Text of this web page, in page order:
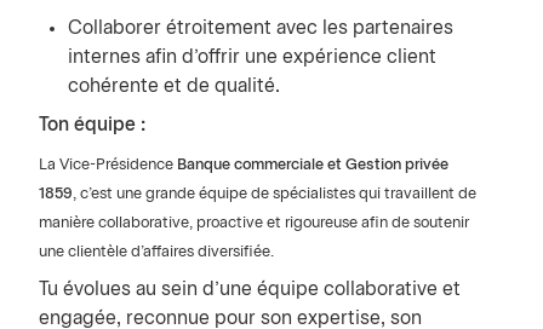
Collaborer étroitement avec les partenaires
internes afin d’offrir une expérience client
cohérente et de qualité.
Ton équipe :
La Vice-Présidence Banque commerciale et Gestion privée
1859, c’est une grande équipe de spécialistes qui travaillent de
manière collaborative, proactive et rigoureuse afin de soutenir
une clientèle d’affaires diversifiée.
Tu évolues au sein d’une équipe collaborative et
engagée, reconnue pour son expertise, son